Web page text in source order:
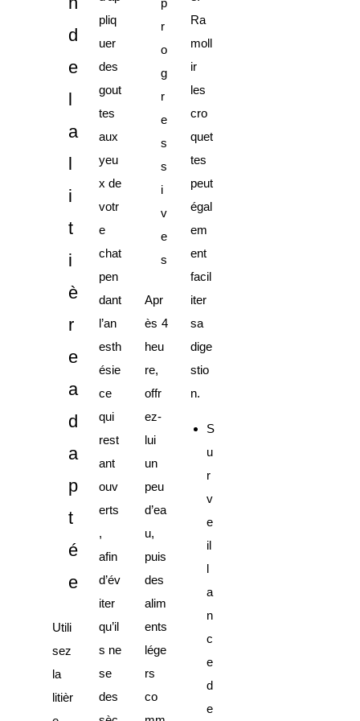
d
e
l
a
l
i
t
i
è
r
e
a
d
a
p
t
é
e
Utili
sez
la
litièr
pliq
uer
des
gout
tes
aux
yeu
x de
votr
e
chat
pen
dant
l’an
esth
ésie
ce
qui
rest
ant
ouv
erts
,
afin
d’év
iter
qu’il
s ne
se
des
r
o
g
r
e
s
s
i
v
e
s
Apr
ès 4
heu
re,
offr
ez-
lui
un
peu
d’ea
u,
puis
des
alim
ents
lége
rs
co
Ra
moll
ir
les
cro
quet
tes
peut
égal
em
ent
facil
iter
sa
dige
stio
n.
S
u
r
v
e
il
l
a
n
c
e
d
e